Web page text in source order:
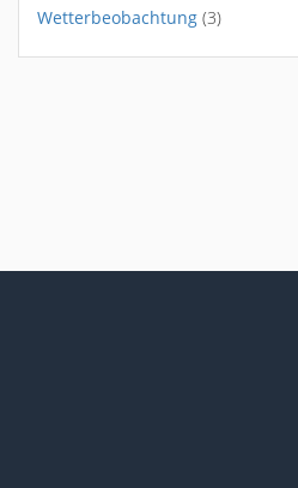
Wetterbeobachtung (3)